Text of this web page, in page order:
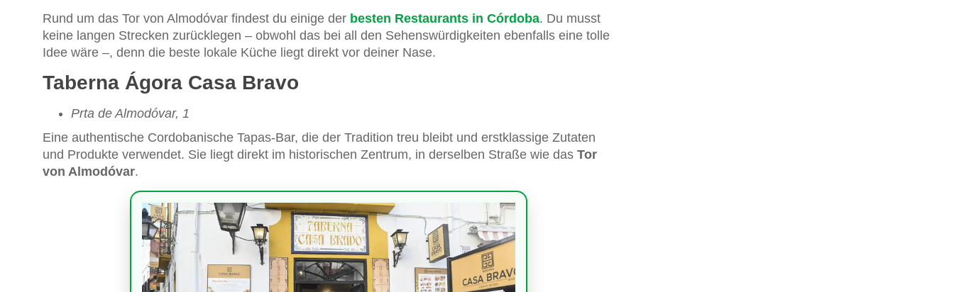
Rund um das Tor von Almodóvar findest du einige der besten Restaurants in Córdoba. Du musst
keine langen Strecken zurücklegen – obwohl das bei all den Sehenswürdigkeiten ebenfalls eine tolle
Idee wäre –, denn die beste lokale Küche liegt direkt vor deiner Nase.
Taberna Ágora Casa Bravo
Prta de Almodóvar, 1
Eine authentische Cordobanische Tapas-Bar, die der Tradition treu bleibt und erstklassige Zutaten
und Produkte verwendet. Sie liegt direkt im historischen Zentrum, in derselben Straße wie das Tor
von Almodóvar.